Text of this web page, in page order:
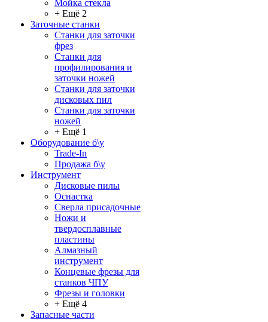
Мойка стекла
+ Ещё 2
Заточные станки
Станки для заточки
фрез
Станки для
профилирования и
заточки ножей
Станки для заточки
дисковых пил
Станки для заточки
ножей
+ Ещё 1
Оборудование б\у
Trade-In
Продажа б\у
Инструмент
Дисковые пилы
Оснастка
Сверла присадочные
Ножи и
твердосплавные
пластины
Алмазный
инструмент
Концевые фрезы для
станков ЧПУ
Фрезы и головки
+ Ещё 4
Запасные части